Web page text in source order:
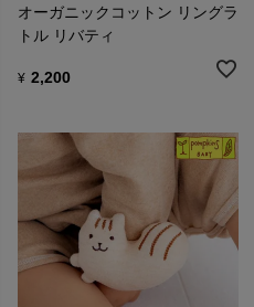
オーガニックコットン リングラ
トル リバティ
¥ 2,200